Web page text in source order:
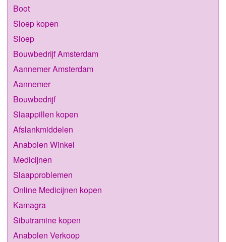
Boot
Sloep kopen
Sloep
Bouwbedrijf Amsterdam
Aannemer Amsterdam
Aannemer
Bouwbedrijf
Slaappillen kopen
Afslankmiddelen
Anabolen Winkel
Medicijnen
Slaapproblemen
Online Medicijnen kopen
Kamagra
Sibutramine kopen
Anabolen Verkoop